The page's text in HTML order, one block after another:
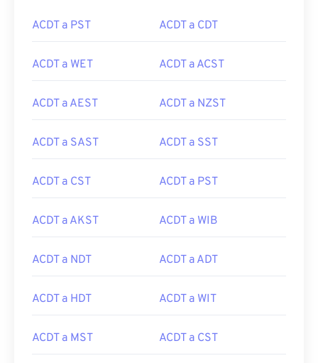
ACDT a PST ACDT a CDT
ACDT a WET ACDT a ACST
ACDT a AEST ACDT a NZST
ACDT a SAST ACDT a SST
ACDT a CST ACDT a PST
ACDT a AKST ACDT a WIB
ACDT a NDT ACDT a ADT
ACDT a HDT ACDT a WIT
ACDT a MST ACDT a CST